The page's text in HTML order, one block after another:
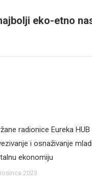
eko-etno
radionice Eureka HUB
i osnaživanje
ekonomiju
2023.